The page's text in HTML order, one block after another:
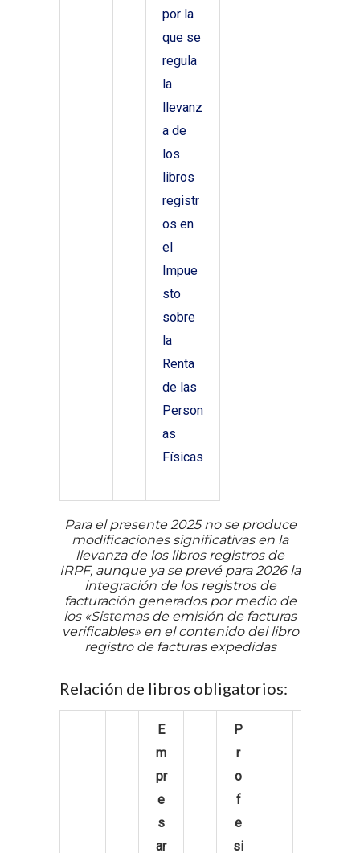
por la
que se
regula
la
llevanz
a de
los
libros
registr
os en
el
Impue
sto
sobre
la
Renta
de las
Person
as
Físicas
Para el presente 2025 no se produce
modificaciones significativas en la
llevanza de los libros registros de
IRPF, aunque ya se prevé para 2026 la
integración de los registros de
facturación generados por medio de
los «Sistemas de emisión de facturas
verificables» en el contenido del libro
registro de facturas expedidas
Relación de libros obligatorios:
E
m
pr
e
s
ar
P
r
o
f
e
si